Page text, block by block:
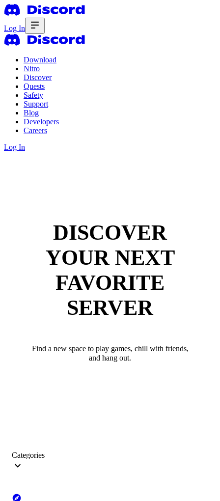
Log In
Download
Nitro
Discover
Quests
Safety
Support
Blog
Developers
Careers
Log In
DISCOVER
YOUR NEXT
FAVORITE
SERVER
Find a new space to play games, chill with friends,
and hang out.
Categories